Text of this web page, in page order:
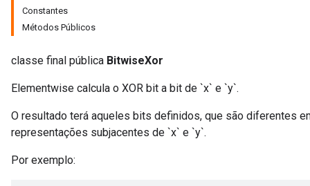
Constantes
Métodos Públicos
classe final pública BitwiseXor
Elementwise calcula o XOR bit a bit de `x` e `y`.
O resultado terá aqueles bits definidos, que são diferentes
representações subjacentes de `x` e `y`.
Por exemplo: